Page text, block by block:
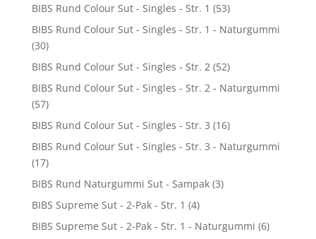
BIBS Rund Colour Sut - Singles - Str. 1 (53)
BIBS Rund Colour Sut - Singles - Str. 1 - Naturgummi
(30)
BIBS Rund Colour Sut - Singles - Str. 2 (52)
BIBS Rund Colour Sut - Singles - Str. 2 - Naturgummi
(57)
BIBS Rund Colour Sut - Singles - Str. 3 (16)
BIBS Rund Colour Sut - Singles - Str. 3 - Naturgummi
(17)
BIBS Rund Naturgummi Sut - Sampak (3)
BIBS Supreme Sut - 2-Pak - Str. 1 (4)
BIBS Supreme Sut - 2-Pak - Str. 1 - Naturgummi (6)